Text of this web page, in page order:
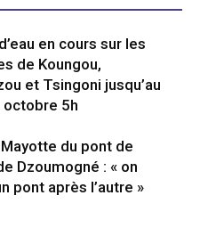
en cours sur les
de Koungou,
et Tsingoni jusqu’au
5h
du pont de
Dzoumogné : « on
pont après l’autre »